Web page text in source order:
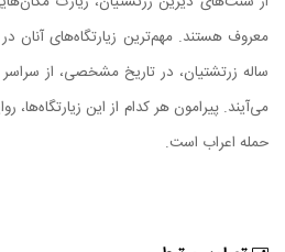
معروف هستند. مهم‌ترین زیارتگاه‌های آنان
ساله زرتشتیان، در تاریخ مشخصی، از
می‌آیند. پیرامون هر کدام از این زیارتگاه‌ها،
حمله اعراب است.